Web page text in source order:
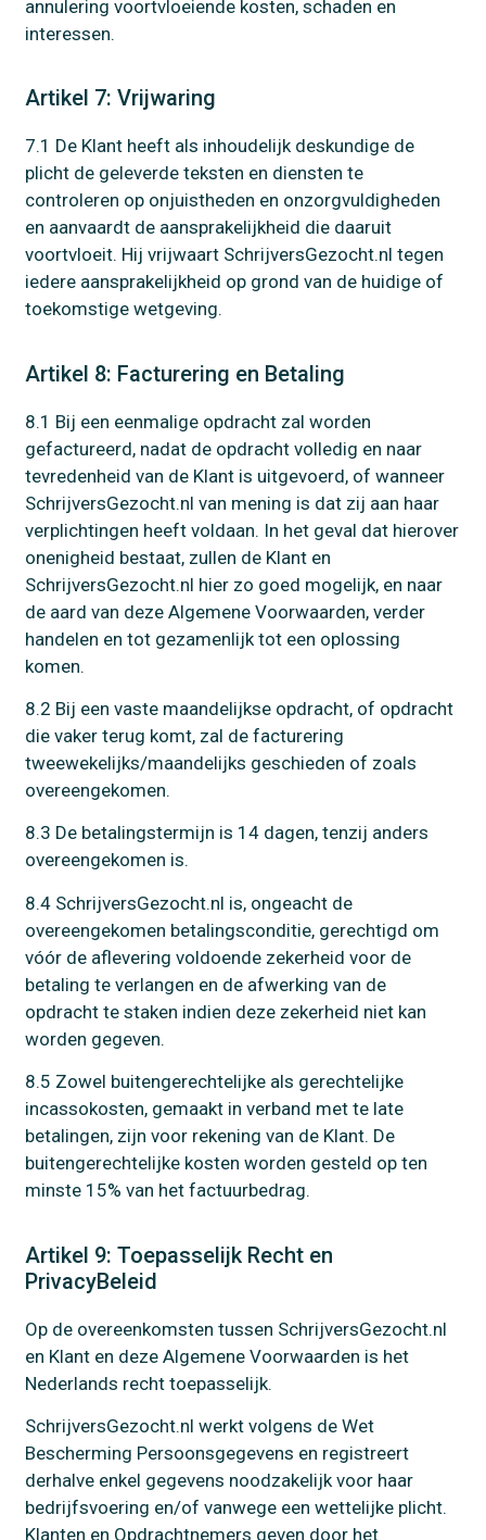
annulering voortvloeiende kosten, schaden en
interessen.
Artikel 7: Vrijwaring
7.1 De Klant heeft als inhoudelijk deskundige de
plicht de geleverde teksten en diensten te
controleren op onjuistheden en onzorgvuldigheden
en aanvaardt de aansprakelijkheid die daaruit
voortvloeit. Hij vrijwaart SchrijversGezocht.nl tegen
iedere aansprakelijkheid op grond van de huidige of
toekomstige wetgeving.
Artikel 8: Facturering en Betaling
8.1 Bij een eenmalige opdracht zal worden
gefactureerd, nadat de opdracht volledig en naar
tevredenheid van de Klant is uitgevoerd, of wanneer
SchrijversGezocht.nl van mening is dat zij aan haar
verplichtingen heeft voldaan. In het geval dat hierover
onenigheid bestaat, zullen de Klant en
SchrijversGezocht.nl hier zo goed mogelijk, en naar
de aard van deze Algemene Voorwaarden, verder
handelen en tot gezamenlijk tot een oplossing
komen.
8.2 Bij een vaste maandelijkse opdracht, of opdracht
die vaker terug komt, zal de facturering
tweewekelijks/maandelijks geschieden of zoals
overeengekomen.
8.3 De betalingstermijn is 14 dagen, tenzij anders
overeengekomen is.
8.4 SchrijversGezocht.nl is, ongeacht de
overeengekomen betalingsconditie, gerechtigd om
vóór de aflevering voldoende zekerheid voor de
betaling te verlangen en de afwerking van de
opdracht te staken indien deze zekerheid niet kan
worden gegeven.
8.5 Zowel buitengerechtelijke als gerechtelijke
incassokosten, gemaakt in verband met te late
betalingen, zijn voor rekening van de Klant. De
buitengerechtelijke kosten worden gesteld op ten
minste 15% van het factuurbedrag.
Artikel 9: Toepasselijk Recht en
PrivacyBeleid
Op de overeenkomsten tussen SchrijversGezocht.nl
en Klant en deze Algemene Voorwaarden is het
Nederlands recht toepasselijk.
SchrijversGezocht.nl werkt volgens de Wet
Bescherming Persoonsgegevens en registreert
derhalve enkel gegevens noodzakelijk voor haar
bedrijfsvoering en/of vanwege een wettelijke plicht.
Klanten en Opdrachtnemers geven door het